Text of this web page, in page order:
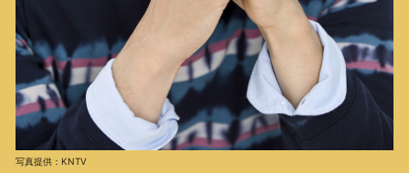
写真提供：KNTV